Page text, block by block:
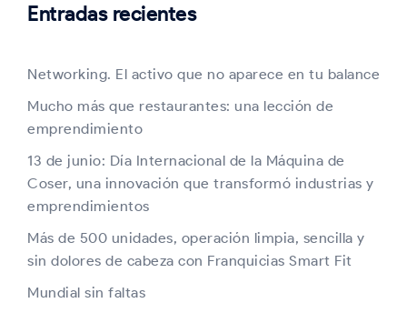
Entradas recientes
Networking. El activo que no aparece en tu balance
Mucho más que restaurantes: una lección de
emprendimiento
13 de junio: Día Internacional de la Máquina de
Coser, una innovación que transformó industrias y
emprendimientos
Más de 500 unidades, operación limpia, sencilla y
sin dolores de cabeza con Franquicias Smart Fit
Mundial sin faltas